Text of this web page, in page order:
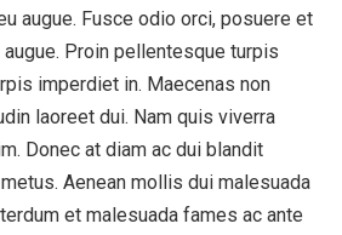
augue. Fusce odio orci, posuere et
Proin pellentesque turpis
imperdiet in. Maecenas non
laoreet dui. Nam quis viverra
Donec at diam ac dui blandit
Aenean mollis dui malesuada
et malesuada fames ac ante